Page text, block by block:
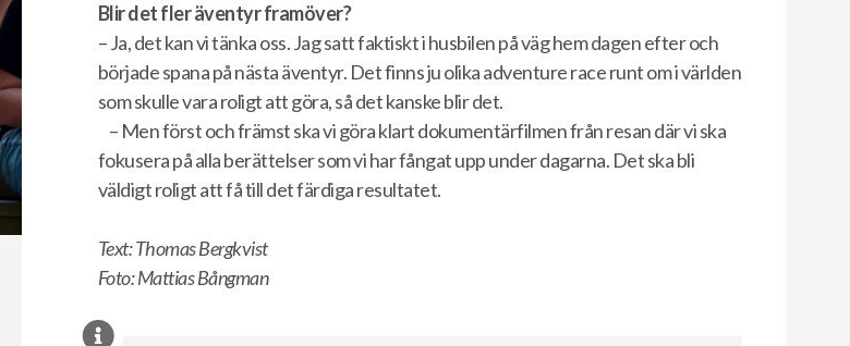
Blir det fler äventyr framöver?
– Ja, det kan vi tänka oss. Jag satt faktiskt i husbilen på väg hem dagen efter och
började spana på nästa äventyr. Det finns ju olika adventure race runt om i världen
som skulle vara roligt att göra, så det kanske blir det.
– Men först och främst ska vi göra klart dokumentärfilmen från resan där vi ska
fokusera på alla berättelser som vi har fångat upp under dagarna. Det ska bli
väldigt roligt att få till det färdiga resultatet.
Text: Thomas Bergkvist
Foto: Mattias Bångman